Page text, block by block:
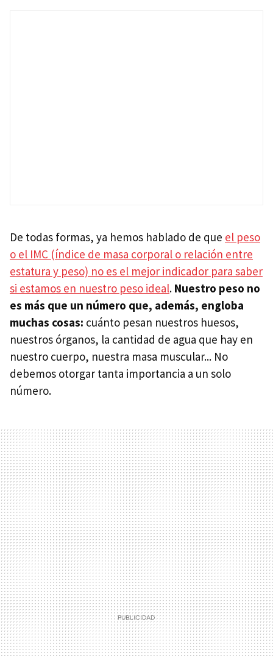
De todas formas, ya hemos hablado de que el peso
o el IMC (índice de masa corporal o relación entre
estatura y peso) no es el mejor indicador para saber
si estamos en nuestro peso ideal. Nuestro peso no
es más que un número que, además, engloba
muchas cosas: cuánto pesan nuestros huesos,
nuestros órganos, la cantidad de agua que hay en
nuestro cuerpo, nuestra masa muscular... No
debemos otorgar tanta importancia a un solo
número.